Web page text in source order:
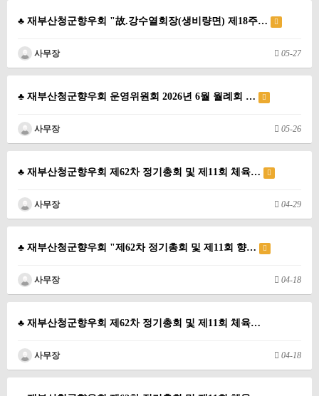
♣ 재부산청군향우회 "故.강수열회장(생비량면) 제18주…
사무장 05-27
♣ 재부산청군향우회 운영위원회 2026년 6월 월례회 …
사무장 05-26
♣ 재부산청군향우회 제62차 정기총회 및 제11회 체육…
사무장 04-29
♣ 재부산청군향우회 "제62차 정기총회 및 제11회 향…
사무장 04-18
♣ 재부산청군향우회 제62차 정기총회 및 제11회 체육…
사무장 04-18